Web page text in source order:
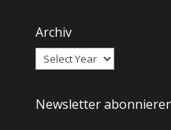
Archiv
Newsletter